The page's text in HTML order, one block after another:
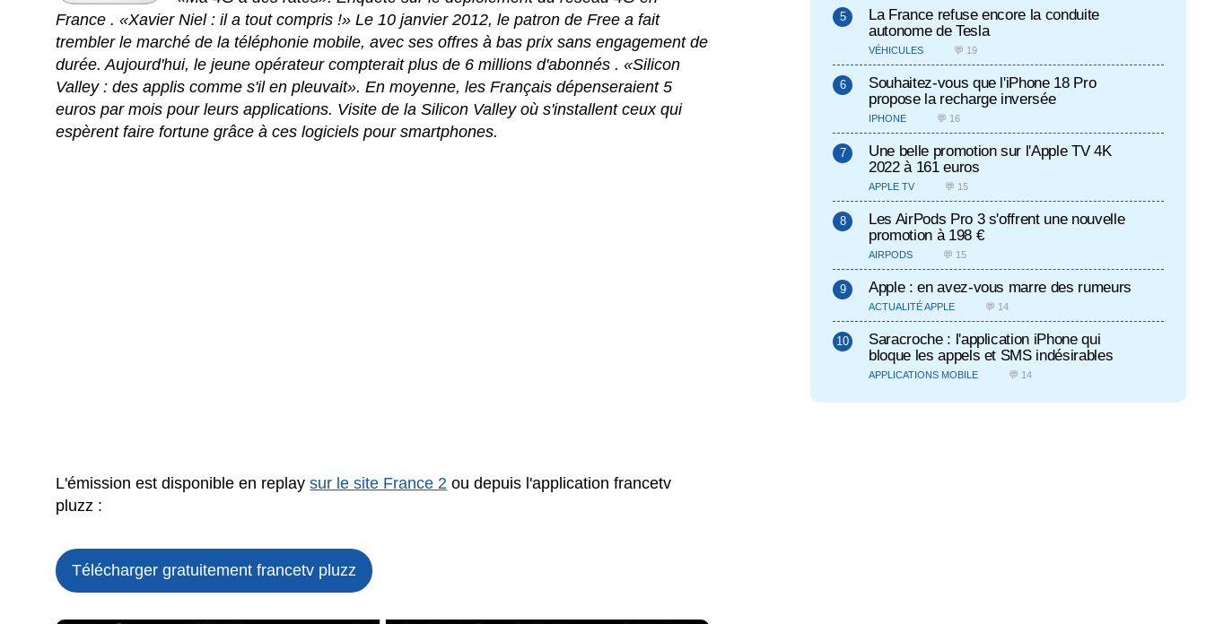
France . «Xavier Niel : il a tout compris !» Le 10 janvier 2012, le patron de Free a fait
trembler le marché de la téléphonie mobile, avec ses offres à bas prix sans engagement de
durée. Aujourd'hui, le jeune opérateur compterait plus de 6 millions d'abonnés . «Silicon
Valley : des applis comme s'il en pleuvait». En moyenne, les Français dépenseraient 5
euros par mois pour leurs applications. Visite de la Silicon Valley où s'installent ceux qui
espèrent faire fortune grâce à ces logiciels pour smartphones.
L'émission est disponible en replaysur le site France 2 ou depuis l'application francetv
pluzz :
Télécharger gratuitement francetv pluzz
La France refuse encore la conduite
autonome de Tesla
VÉHICULES 💬 19
Souhaitez-vous que l'iPhone 18 Pro
propose la recharge inversée
IPHONE 💬 16
Une belle promotion sur l'Apple TV 4K
2022 à 161 euros
APPLE TV 💬 15
Les AirPods Pro 3 s'offrent une nouvelle
promotion à 198 €
AIRPODS 💬 15
Apple : en avez-vous marre des rumeurs
ACTUALITÉ APPLE 💬 14
Saracroche : l'application iPhone qui
bloque les appels et SMS indésirables
APPLICATIONS MOBILE 💬 14